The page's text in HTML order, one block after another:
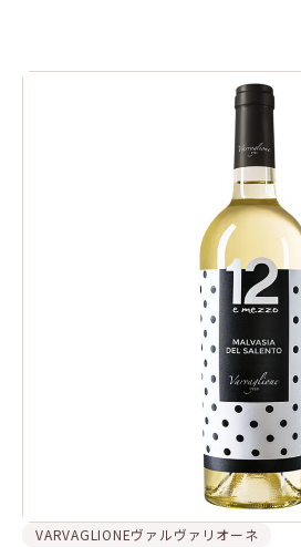
VARVAGLIONEヴァルヴァリオーネ